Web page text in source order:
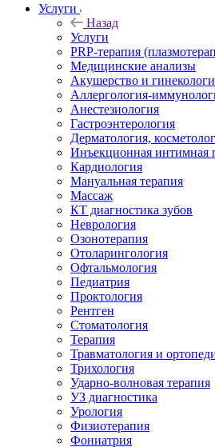
Услуги
Назад
Услуги
PRP-терапия
Медицинские анализы
Акушерство и
Аллергология-
Анестезиология
Гастроэнтерология
Дерматология,
Инъекционная интимная
Кардиология
Мануальная терапия
Массаж
КТ диагностика зубов
Неврология
Озонотерапия
Отоларингология
Офтальмология
Педиатрия
Проктология
Рентген
Стоматология
Терапия
Травматология и
Трихология
Ударно-волновая терапия
УЗ диагностика
Урология
Физиотерапия
Фониатрия